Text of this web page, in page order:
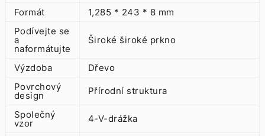
Formát
1,285 * 243 * 8 mm
Podívejte se
a
naformátujte
Široké široké prkno
Výzdoba
Dřevo
Povrchový
design Přírodní struktura
Společný
vzor 4-V-drážka